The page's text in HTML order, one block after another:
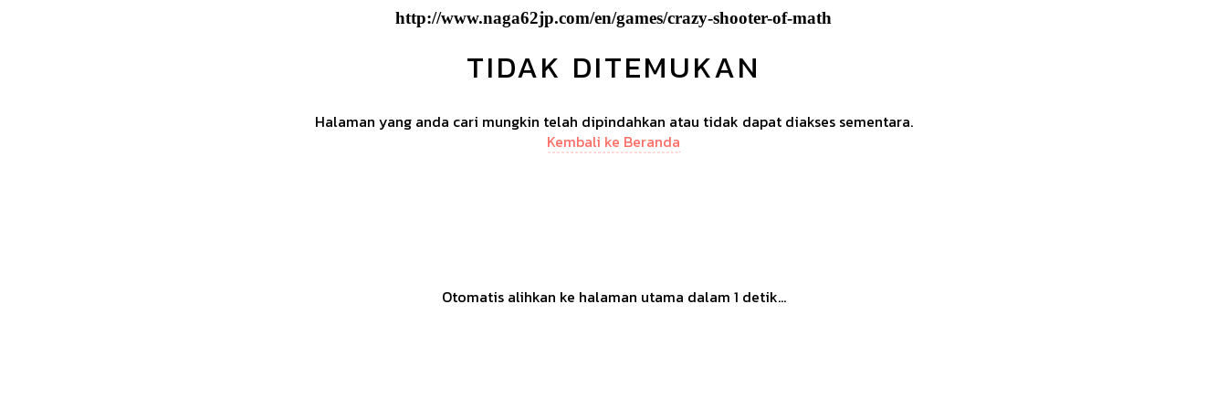
http://www.naga62jp.com/en/games/crazy-shooter-of-math
TIDAK DITEMUKAN
Halaman yang anda cari mungkin telah dipindahkan atau tidak dapat diakses sementara.
Kembali ke Beranda
Otomatis alihkan ke halaman utama dalam 1 detik...